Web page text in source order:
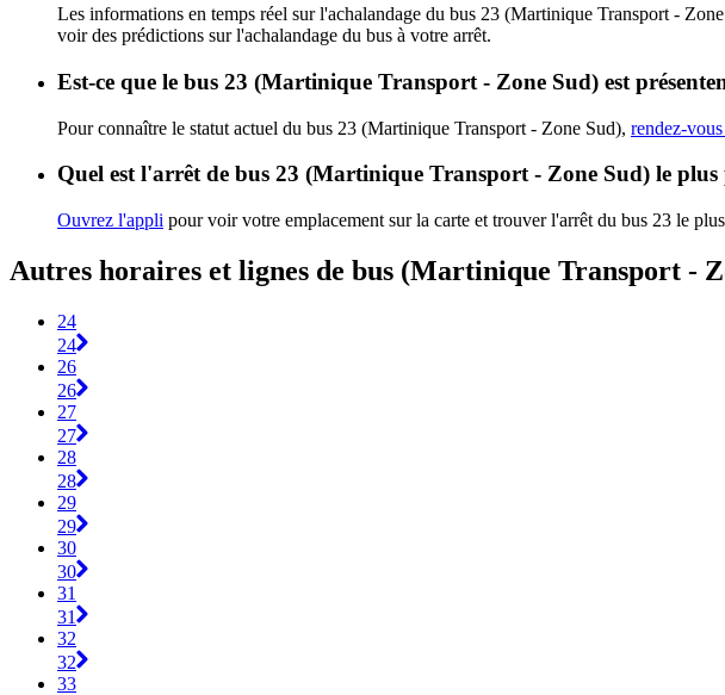
Les informations en temps réel sur l'achalandage du bus 23 (Martinique Transport -
voir des prédictions sur l'achalandage du bus à votre arrêt.
Est-ce que le bus 23 (Martinique Transport - Zone Sud) est
Pour connaître le statut actuel du bus 23 (Martinique Transport - Zone Sud), rendez-
Quel est l'arrêt de bus 23 (Martinique Transport - Zone Sud) le plus
Ouvrez l'appli pour voir votre emplacement sur la carte et trouver l'arrêt du bus 23 le
Autres horaires et lignes de bus (Martinique Transport -
24
24
26
26
27
27
28
28
29
29
30
30
31
31
32
32
33